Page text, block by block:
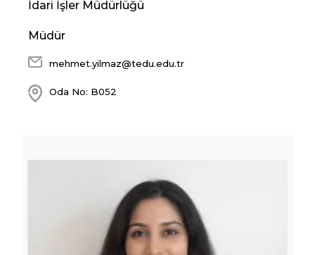
İdari İşler Müdürlüğü
Müdür
mehmet.yilmaz@tedu.edu.tr
Oda No: B052